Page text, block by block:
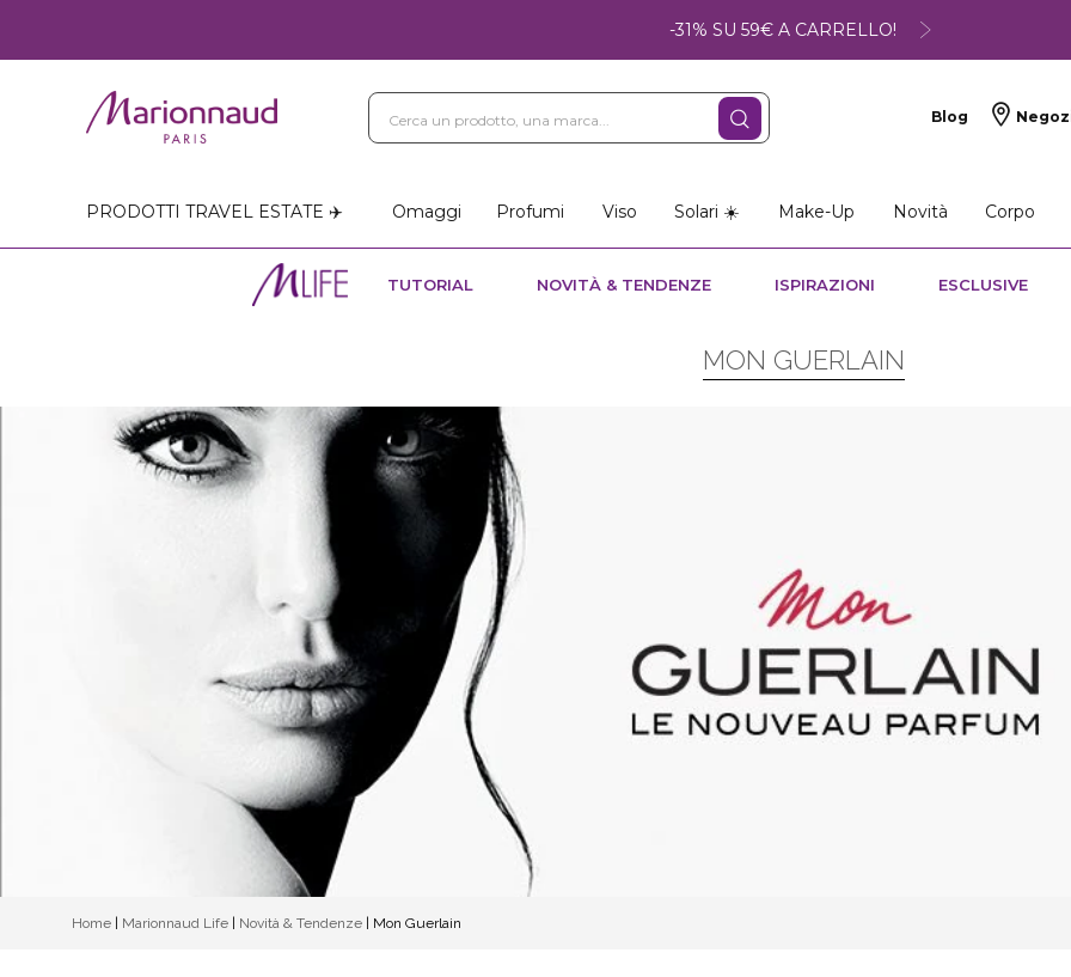
-31% SU 59€ A CARRELLO!
Blog
PRODOTTI TRAVEL ESTATE ✈️ Omaggi Profumi Viso Solari ☀️ Make-Up Novità Corpo
TUTORIAL NOVITÀ & TENDENZE ISPIRAZIONI ESCLUSIVE
MON GUERLAIN
Home Marionnaud Life Novità & Tendenze Mon Guerlain